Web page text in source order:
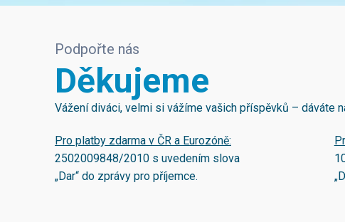
Podpořte nás
Děkujeme
Vážení diváci, velmi si vážíme vašich příspěvků – dáváte
Pro platby zdarma v ČR a Eurozóně:
2502009848/2010 s uvedením slova
„Dar“ do zprávy pro příjemce.